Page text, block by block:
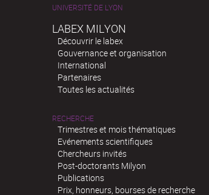
UNIVERSITÉ DE LYON
LABEX MILYON
Découvrir le labex
Gouvernance et organisation
International
Partenaires
Toutes les actualités
RECHERCHE
Trimestres et mois thématiques
Evénements scientifiques
Chercheurs invités
Post-doctorants Milyon
Publications
Prix, honneurs, bourses de recherche